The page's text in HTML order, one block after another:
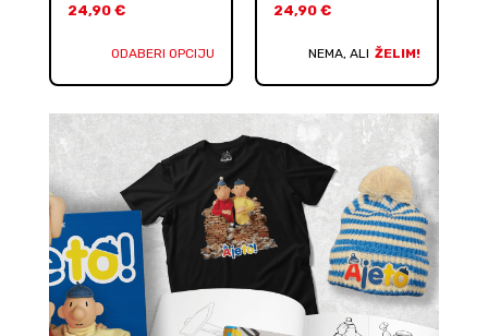
24,90 €
ODABERI OPCIJU
24,90 €
NEMA, ALI ŽELIM!